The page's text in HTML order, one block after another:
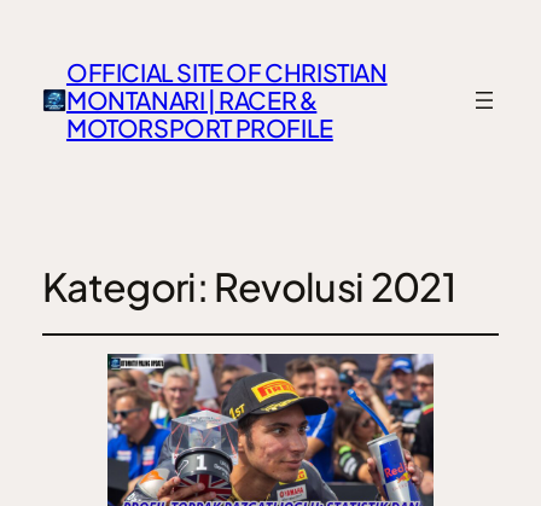
OFFICIAL SITE OF CHRISTIAN
MONTANARI | RACER &
MOTORSPORT PROFILE
Kategori: Revolusi 2021